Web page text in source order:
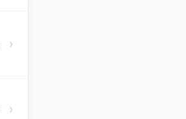
›
›